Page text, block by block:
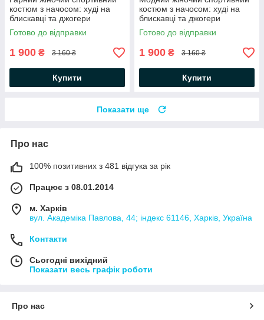
костюм з начосом: худі на
блискавці та джогери
Готово до відправки
1 900 ₴ 3 160 ₴
Купити
костюм з начосом: худі на
блискавці та джогери
Готово до відправки
1 900 ₴ 3 160 ₴
Купити
Показати ще
Про нас
100% позитивних з 481 відгука за рік
Працює з 08.01.2014
м. Харків
вул. Академіка Павлова, 44; індекс 61146, Харків, Україна
Контакти
Сьогодні вихідний
Показати весь графік роботи
Про нас